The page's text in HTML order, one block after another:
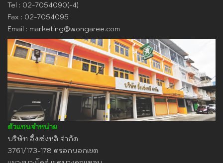
Tel : 02-7054090(-4)
Fax : 02-7054095
Email : marketing@wongaree.com
ตัวแทนจำหน่าย
บริษัท อึ้งเซ่งหลี จำกัด
3761/173-178 ตรอกนอกเขต